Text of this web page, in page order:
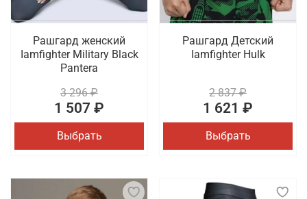
Рашгард женский
Iamfighter Military Black
Pantera
3 296 ₽
1 507 ₽
Выбрать
Рашгард Детский
Iamfighter Hulk
2 837 ₽
1 621 ₽
Выбрать